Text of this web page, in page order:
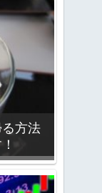
方法